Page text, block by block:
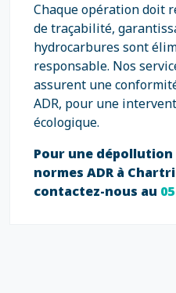
Chaque opération doit
de traçabilité,
hydrocarbures sont
responsable. Nos
assurent une
ADR, pour une
écologique.
Pour une
normes ADR à
contactez-nous au